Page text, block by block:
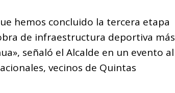
hemos concluido la tercera etapa
de infraestructura deportiva más
señaló el Alcalde en un evento al
vecinos de Quintas